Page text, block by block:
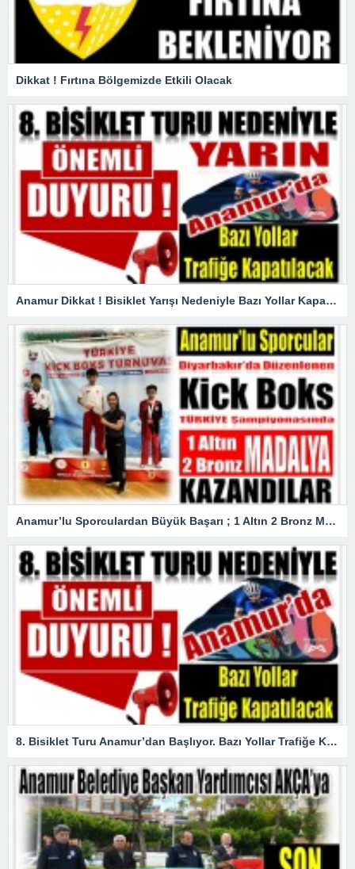
Dikkat ! Fırtına Bölgemizde Etkili Olacak
Anamur Dikkat ! Bisiklet Yarışı Nedeniyle Bazı Yollar Kapanacak
Anamur’lu Sporculardan Büyük Başarı ; 1 Altın 2 Bronz Madalya Kazandılar
8. Bisiklet Turu Anamur’dan Başlıyor. Bazı Yollar Trafiğe Kapatılacak